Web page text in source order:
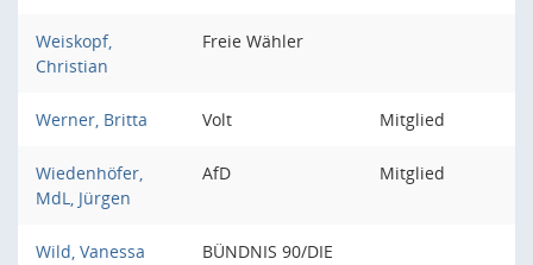
Weiskopf,
Christian
Freie Wähler
Werner, Britta Volt Mitglied
Wiedenhöfer,
MdL, Jürgen
AfD Mitglied
Wild, Vanessa
BÜNDNIS 90/DIE